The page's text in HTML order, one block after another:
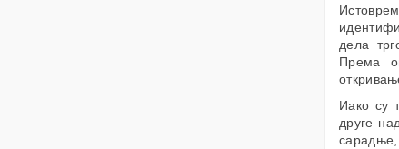
дела
Према
Иако су
друге